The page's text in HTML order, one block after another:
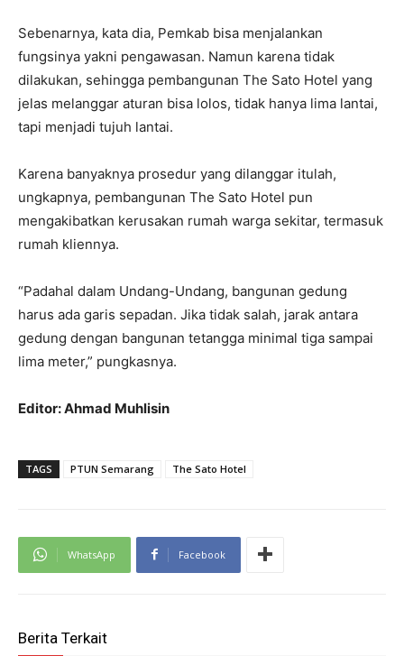
Sebenarnya, kata dia, Pemkab bisa menjalankan
fungsinya yakni pengawasan. Namun karena tidak
dilakukan, sehingga pembangunan The Sato Hotel yang
jelas melanggar aturan bisa lolos, tidak hanya lima lantai,
tapi menjadi tujuh lantai.
Karena banyaknya prosedur yang dilanggar itulah,
ungkapnya, pembangunan The Sato Hotel pun
mengakibatkan kerusakan rumah warga sekitar, termasuk
rumah kliennya.
“Padahal dalam Undang-Undang, bangunan gedung
harus ada garis sepadan. Jika tidak salah, jarak antara
gedung dengan bangunan tetangga minimal tiga sampai
lima meter,” pungkasnya.
Editor: Ahmad Muhlisin
TAGS PTUN Semarang The Sato Hotel
WhatsApp Facebook
Berita Terkait